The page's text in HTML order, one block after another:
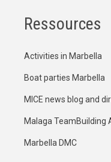
Ressources
Activities in Marbella
Boat parties Marbella
MICE news blog and
Malaga TeamBuilding
Marbella DMC